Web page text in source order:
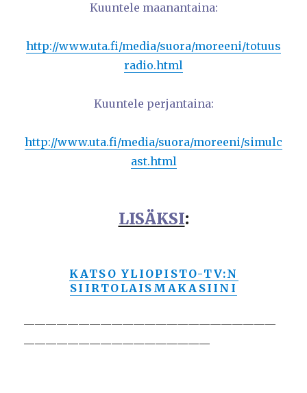
Kuuntele maanantaina:
http://www.uta.fi/media/suora/moreeni/totuus
radio.html
Kuuntele perjantaina:
http://www.uta.fi/media/suora/moreeni/simulc
ast.html
LISÄKSI:
KATSO YLIOPISTO-TV:N
SIIRTOLAISMAKASIINI
———————————————————————
—————————————————